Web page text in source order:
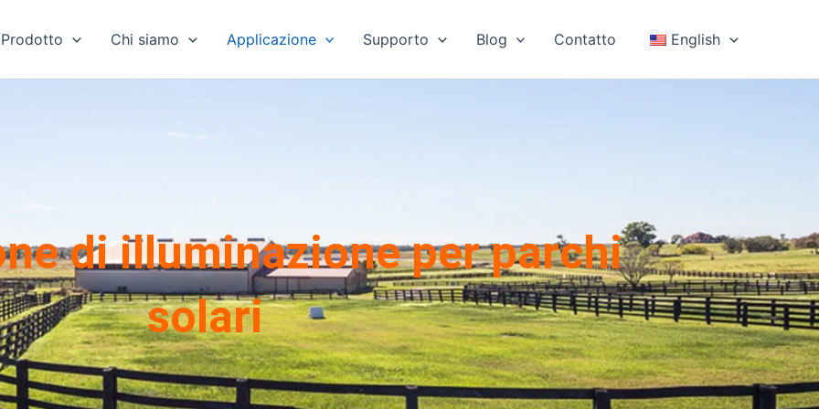
Prodotto Chi siamo Applicazione Supporto Blog Contatto English
di illuminazione per parchi
solari